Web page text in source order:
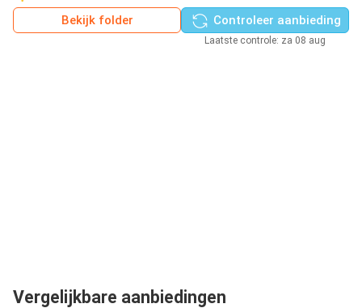
Bekijk folder
Controleer aanbieding
Laatste controle: za 08 aug
Vergelijkbare aanbiedingen